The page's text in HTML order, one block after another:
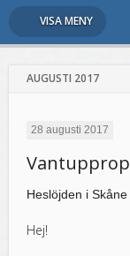
VISA MENY
AUGUSTI 2017
28 augusti 2017
Heslöjden i
Hej!